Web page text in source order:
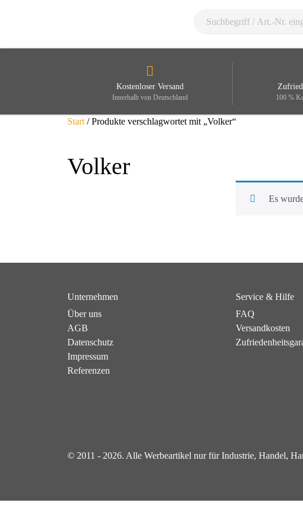
Kostenloser Versand
Innerhalb von Deutschland 100 %
Start / Produkte verschlagwortet mit „Volker“
Volker
Es
Unternehmen
Über uns
AGB
Datenschutz
Impressum
Referenzen
Service & Hilfe
FAQ
Versandkosten
© 2011 - 2026. Alle Werbeartikel nur für Industrie, Handel,